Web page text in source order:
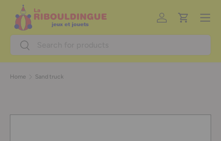
Skip to content
SearchSearch
Log inCart
Menu
Home Sand truck